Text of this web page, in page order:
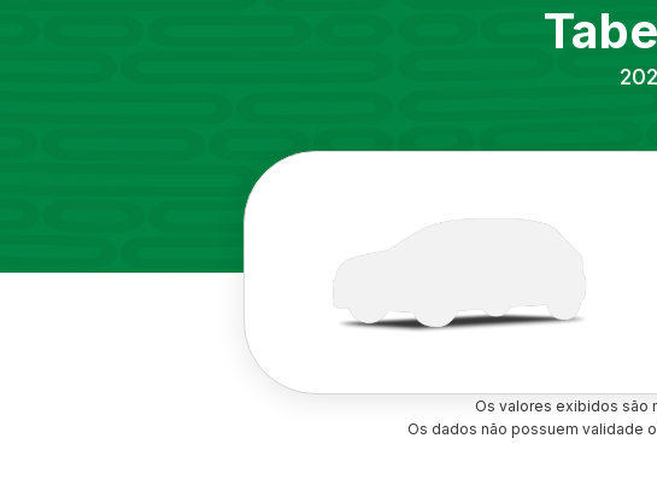
Os valores exibidos são
Os dados não possuem validade